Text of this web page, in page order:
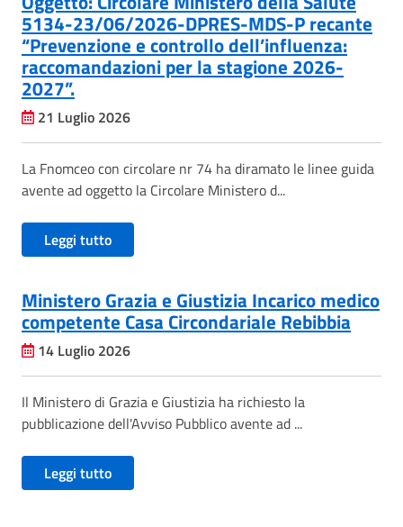
5134-23/06/2026-DPRES-MDS-P recante
“Prevenzione e controllo dell’influenza:
raccomandazioni per la stagione 2026-
2027”.
21 Luglio 2026
La Fnomceo con circolare nr 74 ha diramato le linee guida
avente ad oggetto la Circolare Ministero d...
Leggi tutto
Ministero Grazia e Giustizia Incarico medico
competente Casa Circondariale Rebibbia
14 Luglio 2026
Il Ministero di Grazia e Giustizia ha richiesto la
pubblicazione dell'Avviso Pubblico avente ad ...
Leggi tutto